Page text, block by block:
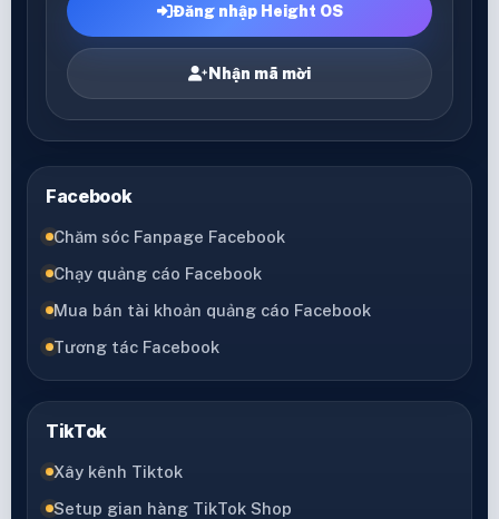
Đăng nhập Height OS
Nhận mã mời
Facebook
Chăm sóc Fanpage Facebook
Chạy quảng cáo Facebook
Mua bán tài khoản quảng cáo Facebook
Tương tác Facebook
TikTok
Xây kênh Tiktok
Setup gian hàng TikTok Shop